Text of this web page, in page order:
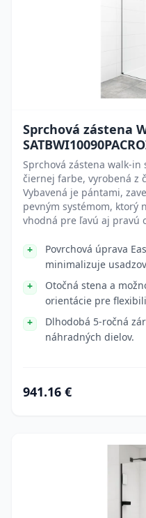
Sprchová zástena
Sprchová zástena walk-in
čiernej farbe, vyrobená z
Vybavená je pántami,
pevným systémom, ktorý
vhodná pre ľavú aj pravú
Povrchová úprava
minimalizuje
Otočná stena a
orientácie pre
Dlhodobá 5-ročná
náhradných dielov.
941.16 €